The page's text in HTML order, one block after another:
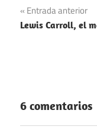
Navegación
de
Entrada anterior
Lewis Carroll, el
6 comentarios